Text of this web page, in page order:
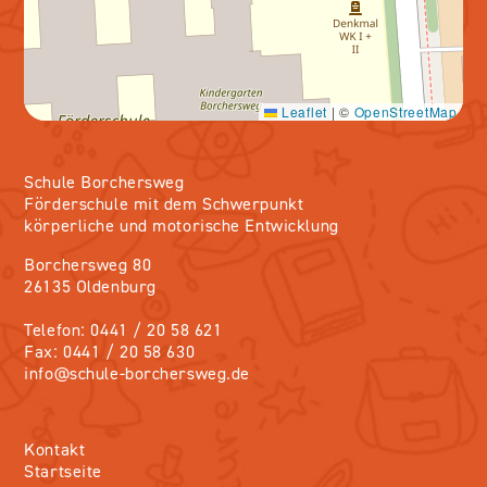
Schule Borchersweg
Förderschule mit dem Schwerpunkt
körperliche und motorische Entwicklung
Borchersweg 80
26135 Oldenburg
Telefon: 0441 / 20 58 621
Fax: 0441 / 20 58 630
info@schule-borchersweg.de
Kontakt
Startseite
Leaflet | © OpenStreetMap